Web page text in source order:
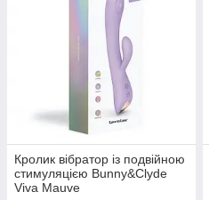
Кролик вібратор із подвійною
стимуляцією Bunny&Clyde
Viva Mauve